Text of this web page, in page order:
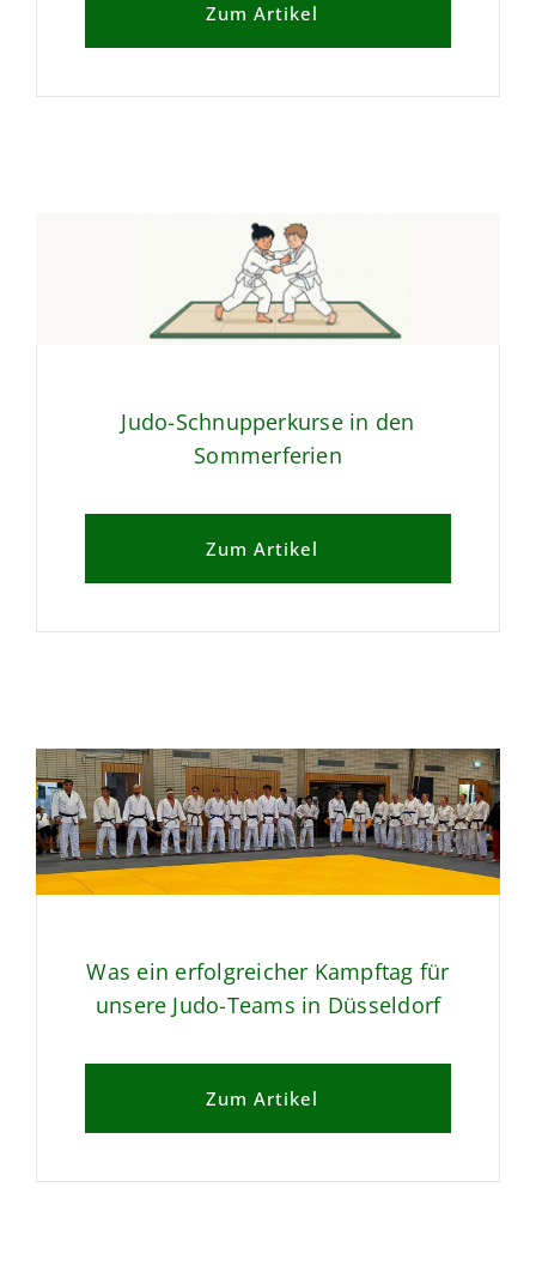
Zum Artikel
Judo-Schnupperkurse in den
Sommerferien
Zum Artikel
Was ein erfolgreicher Kampftag für
unsere Judo-Teams in Düsseldorf
Zum Artikel